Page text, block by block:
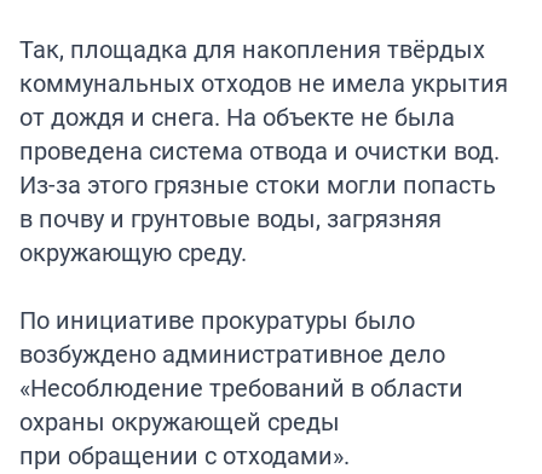
Так, площадка для накопления твёрдых
коммунальных отходов не имела укрытия
от дождя и снега. На объекте не была
проведена система отвода и очистки вод.
Из-за этого грязные стоки могли попасть
в почву и грунтовые воды, загрязняя
окружающую среду.
По инициативе прокуратуры было
возбуждено административное дело
«Несоблюдение требований в области
охраны окружающей среды
при обращении с отходами».